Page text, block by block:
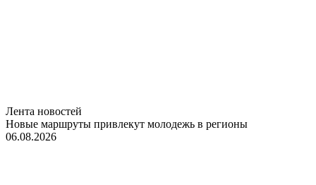
Лента новостей
Новые маршруты привлекут молодежь в регионы
06.08.2026